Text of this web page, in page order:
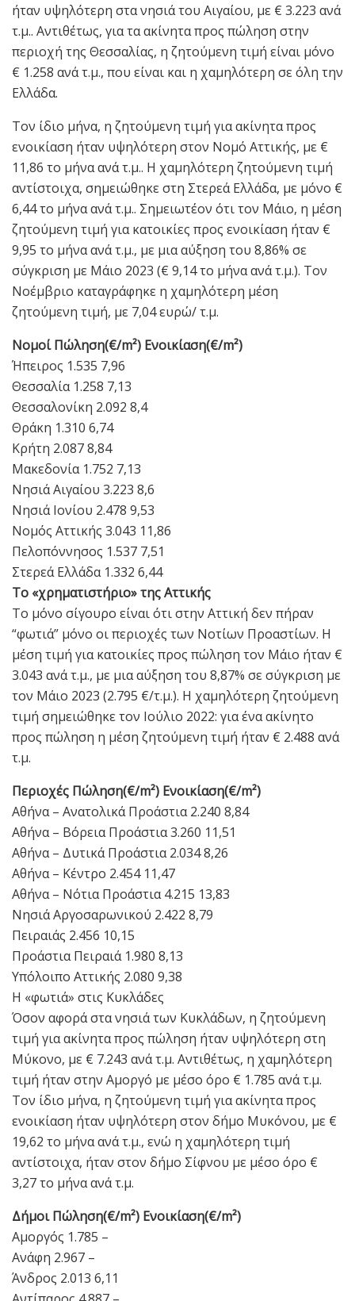
ήταν υψηλότερη στα νησιά του Αιγαίου, με € 3.223 ανά
τ.μ.. Αντιθέτως, για τα ακίνητα προς πώληση στην
περιοχή της Θεσσαλίας, η ζητούμενη τιμή είναι μόνο
€ 1.258 ανά τ.μ., που είναι και η χαμηλότερη σε όλη την
Ελλάδα.
Τον ίδιο μήνα, η ζητούμενη τιμή για ακίνητα προς
ενοικίαση ήταν υψηλότερη στον Νομό Αττικής, με €
11,86 το μήνα ανά τ.μ.. Η χαμηλότερη ζητούμενη τιμή
αντίστοιχα, σημειώθηκε στη Στερεά Ελλάδα, με μόνο €
6,44 το μήνα ανά τ.μ.. Σημειωτέον ότι τον Μάιο, η μέση
ζητούμενη τιμή για κατοικίες προς ενοικίαση ήταν €
9,95 το μήνα ανά τ.μ., με μια αύξηση του 8,86% σε
σύγκριση με Μάιο 2023 (€ 9,14 το μήνα ανά τ.μ.). Τον
Νοέμβριο καταγράφηκε η χαμηλότερη μέση
ζητούμενη τιμή, με 7,04 ευρώ/ τ.μ.
Νομοί Πώληση(€/m²) Ενοικίαση(€/m²)
Ήπειρος 1.535 7,96
Θεσσαλία 1.258 7,13
Θεσσαλονίκη 2.092 8,4
Θράκη 1.310 6,74
Κρήτη 2.087 8,84
Μακεδονία 1.752 7,13
Νησιά Αιγαίου 3.223 8,6
Νησιά Ιονίου 2.478 9,53
Νομός Αττικής 3.043 11,86
Πελοπόννησος 1.537 7,51
Στερεά Ελλάδα 1.332 6,44
Το «χρηματιστήριο» της Αττικής
Το μόνο σίγουρο είναι ότι στην Αττική δεν πήραν
“φωτιά” μόνο οι περιοχές των Νοτίων Προαστίων. Η
μέση τιμή για κατοικίες προς πώληση τον Μάιο ήταν €
3.043 ανά τ.μ., με μια αύξηση του 8,87% σε σύγκριση με
τον Μάιο 2023 (2.795 €/τ.μ.). Η χαμηλότερη ζητούμενη
τιμή σημειώθηκε τον Ιούλιο 2022: για ένα ακίνητο
προς πώληση η μέση ζητούμενη τιμή ήταν € 2.488 ανά
τ.μ.
Περιοχές Πώληση(€/m²) Ενοικίαση(€/m²)
Αθήνα – Ανατολικά Προάστια 2.240 8,84
Αθήνα – Βόρεια Προάστια 3.260 11,51
Αθήνα – Δυτικά Προάστια 2.034 8,26
Αθήνα – Κέντρο 2.454 11,47
Αθήνα – Νότια Προάστια 4.215 13,83
Νησιά Αργοσαρωνικού 2.422 8,79
Πειραιάς 2.456 10,15
Προάστια Πειραιά 1.980 8,13
Υπόλοιπο Αττικής 2.080 9,38
Η «φωτιά» στις Κυκλάδες
Όσον αφορά στα νησιά των Κυκλάδων, η ζητούμενη
τιμή για ακίνητα προς πώληση ήταν υψηλότερη στη
Μύκονο, με € 7.243 ανά τ.μ. Αντιθέτως, η χαμηλότερη
τιμή ήταν στην Αμοργό με μέσο όρο € 1.785 ανά τ.μ.
Τον ίδιο μήνα, η ζητούμενη τιμή για ακίνητα προς
ενοικίαση ήταν υψηλότερη στον δήμο Μυκόνου, με €
19,62 το μήνα ανά τ.μ., ενώ η χαμηλότερη τιμή
αντίστοιχα, ήταν στον δήμο Σίφνου με μέσο όρο €
3,27 το μήνα ανά τ.μ.
Δήμοι Πώληση(€/m²) Ενοικίαση(€/m²)
Αμοργός 1.785 –
Ανάφη 2.967 –
Άνδρος 2.013 6,11